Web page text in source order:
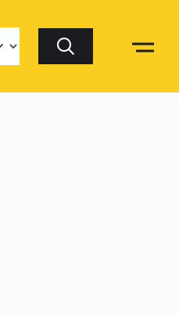
Keresés